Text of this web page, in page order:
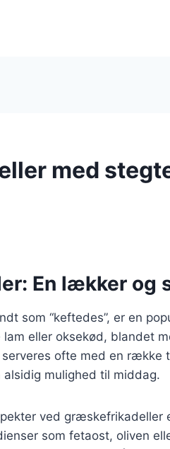
med
En lækker og
som “keftedes”, er en
eller oksekød, blandet
ofte med en række
mulighed til middag.
ved græskefrikadeller
som fetaost, oliven